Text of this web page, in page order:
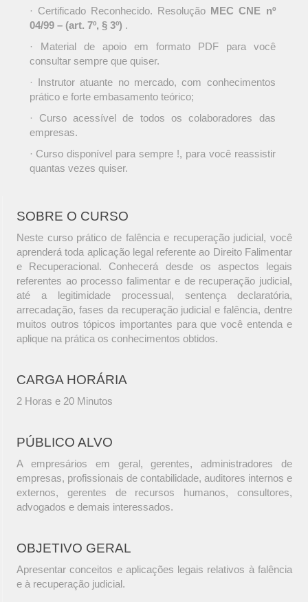
· Certificado Reconhecido. Resolução MEC CNE nº
04/99 – (art. 7º, § 3º) .
· Material de apoio em formato PDF para você
consultar sempre que quiser.
· Instrutor atuante no mercado, com conhecimentos
prático e forte embasamento teórico;
· Curso acessível de todos os colaboradores das
empresas.
· Curso disponível para sempre !, para você reassistir
quantas vezes quiser.
SOBRE O CURSO
Neste curso prático de falência e recuperação judicial, você
aprenderá toda aplicação legal referente ao Direito Falimentar
e Recuperacional. Conhecerá desde os aspectos legais
referentes ao processo falimentar e de recuperação judicial,
até a legitimidade processual, sentença declaratória,
arrecadação, fases da recuperação judicial e falência, dentre
muitos outros tópicos importantes para que você entenda e
aplique na prática os conhecimentos obtidos.
CARGA HORÁRIA
2 Horas e 20 Minutos
PÚBLICO ALVO
A empresários em geral, gerentes, administradores de
empresas, profissionais de contabilidade, auditores internos e
externos, gerentes de recursos humanos, consultores,
advogados e demais interessados.
OBJETIVO GERAL
Apresentar conceitos e aplicações legais relativos à falência
e à recuperação judicial.